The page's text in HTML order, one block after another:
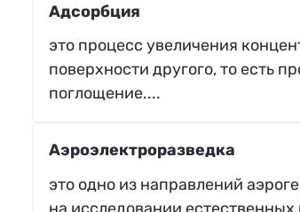
Адсорбция
это процесс увеличения
поверхности другого, то есть
поглощение....
Аэроэлектроразведка
это одно из направлений